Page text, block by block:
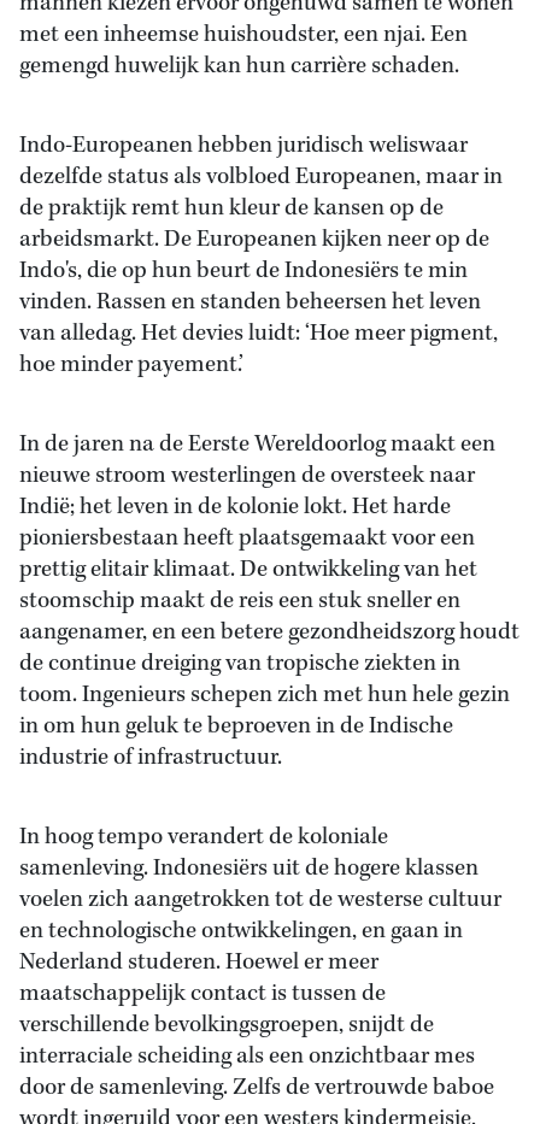
met een inheemse huishoudster, een njai. Een
gemengd huwelijk kan hun carrière schaden.
Indo-Europeanen hebben juridisch weliswaar
dezelfde status als volbloed Europeanen, maar in
de praktijk remt hun kleur de kansen op de
arbeidsmarkt. De Europeanen kijken neer op de
Indo's, die op hun beurt de Indonesiërs te min
vinden. Rassen en standen beheersen het leven
van alledag. Het devies luidt: ‘Hoe meer pigment,
hoe minder payement.’
In de jaren na de Eerste Wereldoorlog maakt een
nieuwe stroom westerlingen de oversteek naar
Indië; het leven in de kolonie lokt. Het harde
pioniersbestaan heeft plaatsgemaakt voor een
prettig elitair klimaat. De ontwikkeling van het
stoomschip maakt de reis een stuk sneller en
aangenamer, en een betere gezondheidszorg houdt
de continue dreiging van tropische ziekten in
toom. Ingenieurs schepen zich met hun hele gezin
in om hun geluk te beproeven in de Indische
industrie of infrastructuur.
In hoog tempo verandert de koloniale
samenleving. Indonesiërs uit de hogere klassen
voelen zich aangetrokken tot de westerse cultuur
en technologische ontwikkelingen, en gaan in
Nederland studeren. Hoewel er meer
maatschappelijk contact is tussen de
verschillende bevolkingsgroepen, snijdt de
interraciale scheiding als een onzichtbaar mes
door de samenleving. Zelfs de vertrouwde baboe